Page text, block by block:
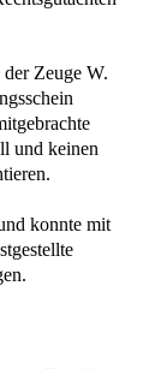
Zeuge W.
und keinen
konnte mit